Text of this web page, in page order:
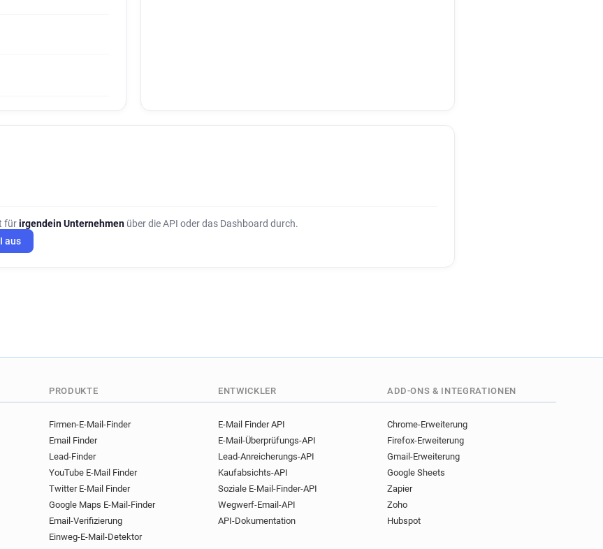
fürirgendein Unternehmen über die API oder das Dashboard durch.
aus
PRODUKTE
Firmen-E-Mail-Finder
Email Finder
Lead-Finder
YouTube E-Mail Finder
Twitter E-Mail Finder
Google Maps E-Mail-Finder
Email-Verifizierung
Einweg-E-Mail-Detektor
ENTWICKLER
E-Mail Finder API
E-Mail-Überprüfungs-API
Lead-Anreicherungs-API
Kaufabsichts-API
Soziale E-Mail-Finder-API
Wegwerf-Email-API
API-Dokumentation
ADD-ONS & INTEGRATIONEN
Chrome-Erweiterung
Firefox-Erweiterung
Gmail-Erweiterung
Google Sheets
Zapier
Zoho
Hubspot